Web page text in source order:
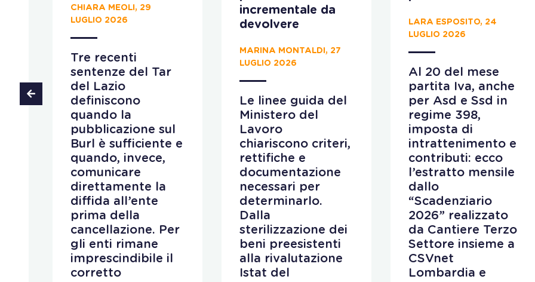
CHIARA MEOLI, 29
LUGLIO 2026
Tre recenti
sentenze del Tar
del Lazio
definiscono
quando la
pubblicazione sul
Burl è sufficiente e
quando, invece,
comunicare
direttamente la
diffida all’ente
prima della
cancellazione. Per
gli enti rimane
imprescindibile il
corretto
incrementale da
devolvere
MARINA MONTALDI, 27
LUGLIO 2026
Le linee guida del
Ministero del
Lavoro
chiariscono criteri,
rettifiche e
documentazione
necessari per
determinarlo.
Dalla
sterilizzazione dei
beni preesistenti
alla rivalutazione
Istat del
LARA ESPOSITO, 24
LUGLIO 2026
Al 20 del mese
partita Iva, anche
per Asd e Ssd in
regime 398,
imposta di
intrattenimento e
contributi: ecco
l’estratto mensile
dallo
“Scadenziario
2026” realizzato
da Cantiere Terzo
Settore insieme a
CSVnet
Lombardia e